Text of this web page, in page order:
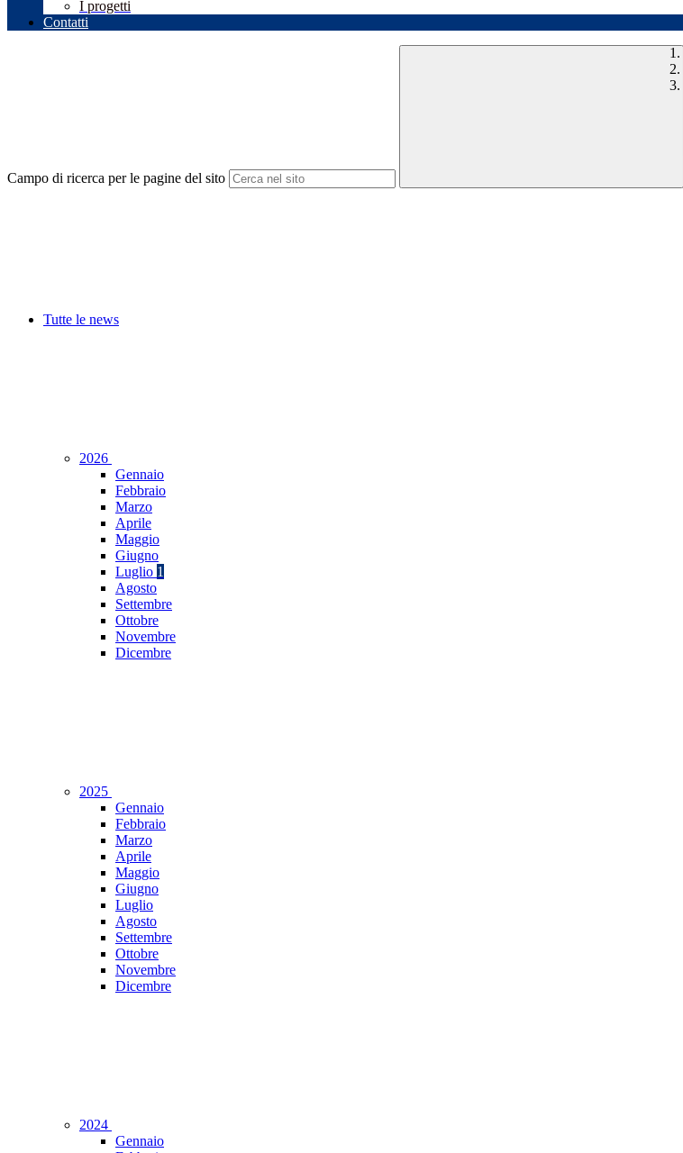
I progetti
Contatti
Campo di ricerca per le pagine del sito
Tutte le news
2026
Gennaio
Febbraio
Marzo
Aprile
Maggio
Giugno
Luglio 1
Agosto
Settembre
Ottobre
Novembre
Dicembre
2025
Gennaio
Febbraio
Marzo
Aprile
Maggio
Giugno
Luglio
Agosto
Settembre
Ottobre
Novembre
Dicembre
2024
Gennaio